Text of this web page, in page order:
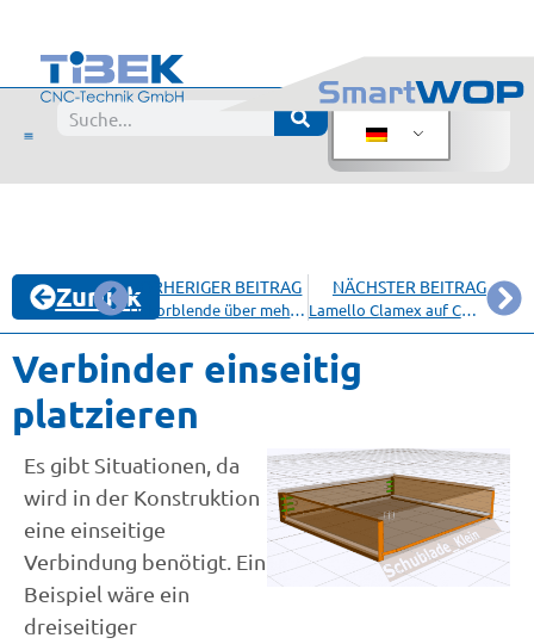
ZurückVORHERIGER BEITRAG
Dekorblende über mehrere getrennte Volumen
NÄCHSTER BEITRAG
Lamello Clamex auf CNC und Handmaschine
Es gibt Situationen, da
wird in der Konstruktion
eine einseitige
Verbindung benötigt. Ein
Beispiel wäre ein
dreiseitiger
Verbinder einseitig
platzieren